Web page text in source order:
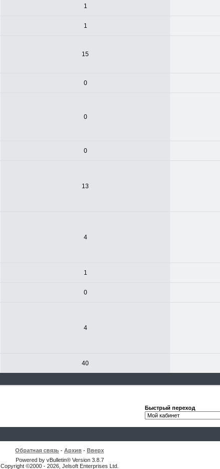
1
1
15
0
0
0
13
4
1
0
4
40
Быстрый переход
Обратная связь - Архив - Вверх
Powered by vBulletin® Version 3.8.7
Copyright ©2000 - 2026, Jelsoft Enterprises Ltd.